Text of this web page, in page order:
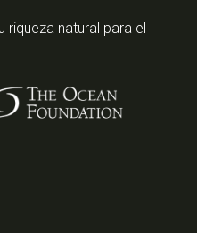
riqueza natural para el